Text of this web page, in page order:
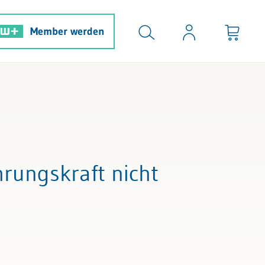
Member werden
nicht